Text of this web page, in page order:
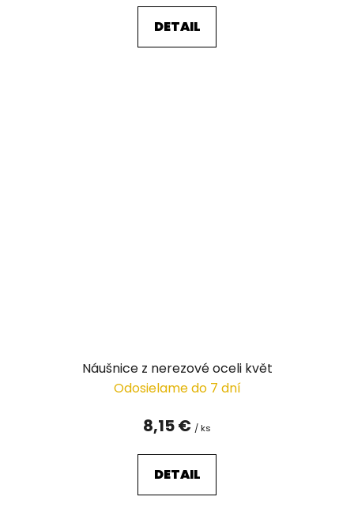
DETAIL
Náušnice z nerezové oceli květ
Odosielame do 7 dní
8,15 € / ks
DETAIL